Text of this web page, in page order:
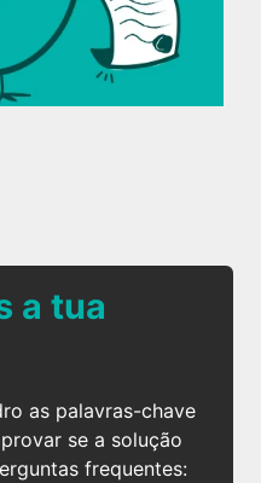
a tua
as palavras-chave
se a solução
frequentes: